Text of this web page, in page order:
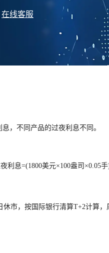
在线客服
， 不同产品的过夜利息不同。
夜利息=(1800美元×100盎司×0.05
市， 按国际银行清算T+2计算，